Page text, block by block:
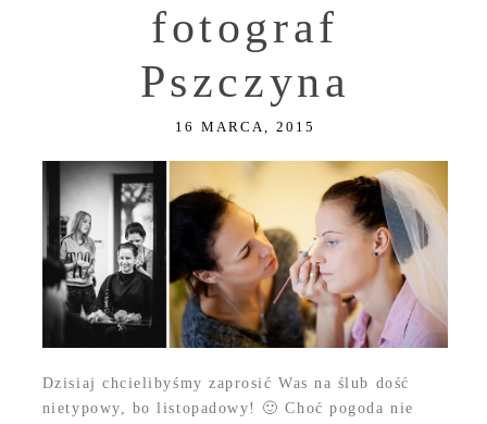
fotograf
Pszczyna
16 MARCA, 2015
Dzisiaj chcielibyśmy zaprosić Was na ślub dość
nietypowy, bo listopadowy! 🙂 Choć pogoda nie